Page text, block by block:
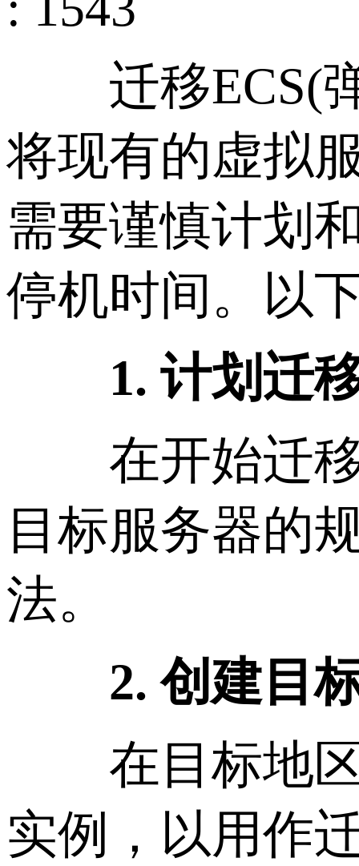
迁移ECS(弹
将现有的虚拟
需要谨慎计划
停机时间。以
1. 计划迁
在开始迁移
目标服务器的
法。
2. 创建目
在目标地区
实例，以用作